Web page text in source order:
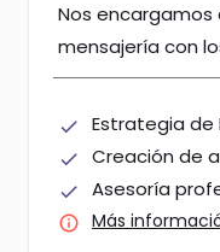
Nos encargamos
mensajería con
done Estrategia de
done Creación de
done Asesoría
info Más